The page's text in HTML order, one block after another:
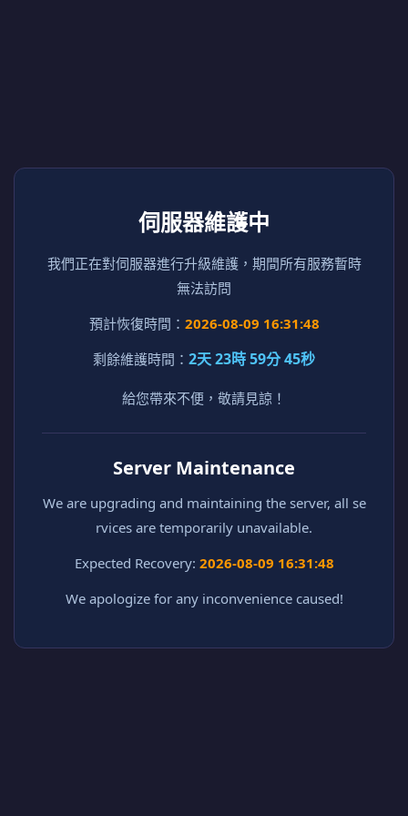
伺服器維護中
我們正在對伺服器進行升級維護，期間所有服務暫時
無法訪問
預計恢復時間： 2026-08-09 16:31:48
剩餘維護時間： 2天 23時 59分 45秒
給您帶來不便，敬請見諒！
Server Maintenance
We are upgrading and maintaining the server, all se
rvices are temporarily unavailable.
Expected Recovery: 2026-08-09 16:31:48
We apologize for any inconvenience caused!